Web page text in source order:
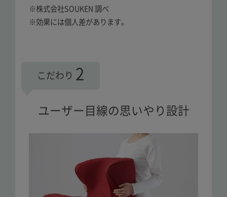
※株式会社SOUKEN 調べ
※効果には個人差があります。
こだわり 2
ユーザー目線の思いやり設計